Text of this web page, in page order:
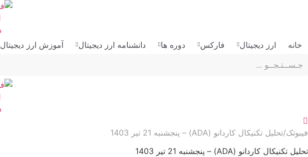
خانه
ارز دیجیتال فارکس دوره ها دانشنامه ارز دیجیتال آموزش ارز دیجیتال
فیبوتک تحلیل تکنیکال کاردانو (ADA) – پنجشنبه 21 تیر 1403
تحلیل تکنیکال کاردانو (ADA) – پنجشنبه 21 تیر 1403